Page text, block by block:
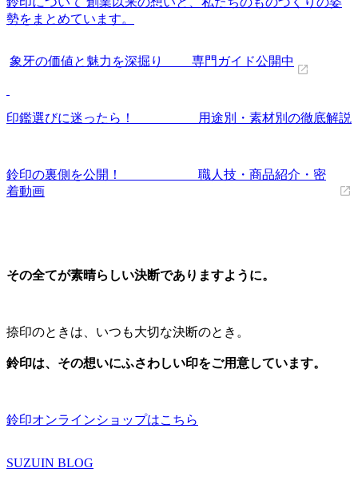
勢をまとめています。
象牙の価値と魅力を深掘り 専門ガイド公開中
印鑑選びに迷ったら！ 用途別・素材別の徹底解説
鈴印の裏側を公開！ 職人技・商品紹介・密
着動画
その全てが素晴らしい決断でありますように。
捺印のときは、いつも大切な決断のとき。
鈴印は、その想いにふさわしい印をご用意しています。
鈴印オンラインショップはこちら
SUZUIN BLOG